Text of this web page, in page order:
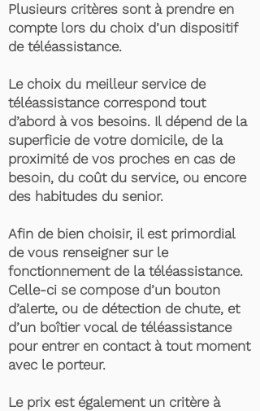
Plusieurs critères sont à prendre en
compte lors du choix d’un dispositif
de téléassistance.
Le choix du meilleur service de
téléassistance correspond tout
d’abord à vos besoins. Il dépend de la
superficie de votre domicile, de la
proximité de vos proches en cas de
besoin, du coût du service, ou encore
des habitudes du senior.
Afin de bien choisir, il est primordial
de vous renseigner sur le
fonctionnement de la téléassistance.
Celle-ci se compose d’un bouton
d’alerte, ou de détection de chute, et
d’un boîtier vocal de téléassistance
pour entrer en contact à tout moment
avec le porteur.
Le prix est également un critère à